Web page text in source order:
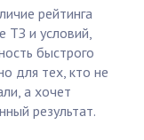
рейтинга
ТЗ и условий,
быстрого
для тех, кто не
а хочет
результат.